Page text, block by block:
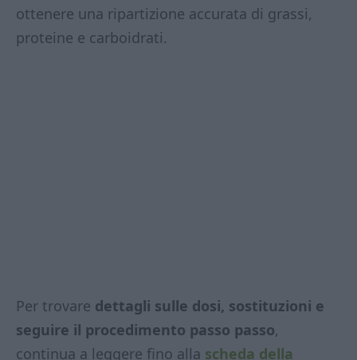
ottenere una ripartizione accurata di grassi,
proteine e carboidrati.
Per trovare dettagli sulle dosi, sostituzioni e
seguire il procedimento passo passo,
continua a leggere fino alla scheda della